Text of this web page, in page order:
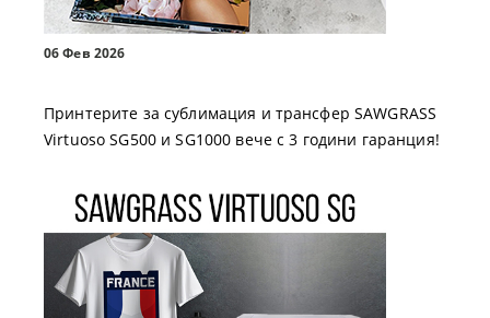
06 Фев 2026
Принтерите за сублимация и трансфер SAWGRASS
Virtuoso SG500 и SG1000 вече с 3 години гаранция!